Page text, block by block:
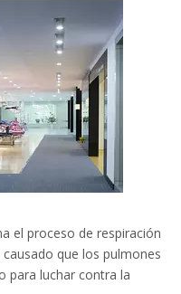
el proceso de respiración
que los pulmones
para luchar contra la